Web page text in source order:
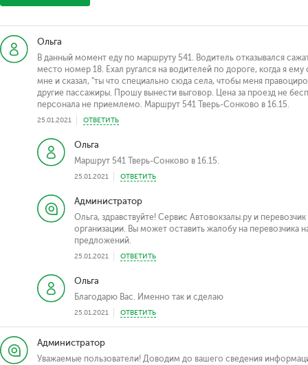
Ольга
В данный момент еду по маршруту 541. Водитель отказывался
место номер 18. Ехал ругался на водителей по дороге, когда я ему
мне и сказал, "ты что специально сюда села, чтобы меня
другие пассажиры. Прошу вынести выговор. Цена за проезд не
персонала не приемлемо. Маршрут 541 Тверь-Сонково в 16.15.
25.01.2021 ОТВЕТИТЬ
Ольга
Маршрут 541 Тверь-Сонково в 16.15.
25.01.2021 ОТВЕТИТЬ
Администратор
Ольга, здравствуйте! Сервис Автовокзалы.ру и
организации. Вы может оставить жалобу на перевозчика
предложений.
25.01.2021 ОТВЕТИТЬ
Ольга
Благодарю Вас. Именно так и сделаю
25.01.2021 ОТВЕТИТЬ
Администратор
Уважаемые пользователи! Доводим до вашего сведения